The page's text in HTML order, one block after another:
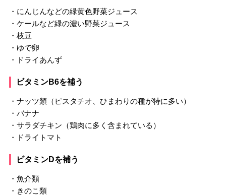
・にんじんなどの緑黄色野菜ジュース
・ケールなど緑の濃い野菜ジュース
・枝豆
・ゆで卵
・ドライあんず
ビタミンB6を補う
・ナッツ類（ピスタチオ、ひまわりの種が特に多い）
・バナナ
・サラダチキン（鶏肉に多く含まれている）
・ドライトマト
ビタミンDを補う
・魚介類
・きのこ類